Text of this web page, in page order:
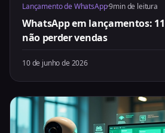
Lançamento de WhatsApp·9min de leitura
WhatsApp em lançamentos:
não perder vendas
10 de junho de 2026